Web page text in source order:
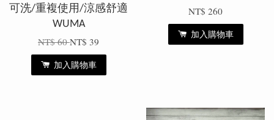
可洗/重複使用/涼感舒適
WUMA
NT$ 60NT$ 39
加入購物車
NT$ 260
加入購物車